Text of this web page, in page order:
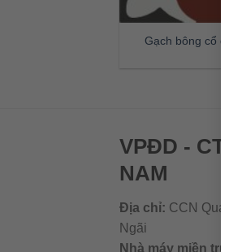
Gạch bông cổ
VPĐD -
NAM
Địa chỉ: CCN
Ngãi
Nhà máy miền